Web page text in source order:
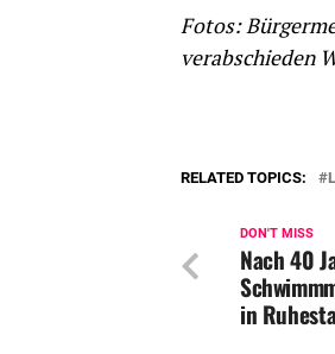
Fotos:
verabschieden
RELATED TOPICS:
DON'T MISS
Nach 40
in